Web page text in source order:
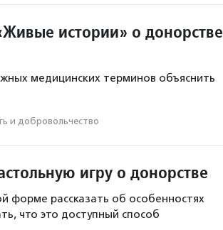
истории» о донорстве
медицинских терминов объяснить
и доброволь­чест­во
игру о донорстве
форме рассказать об особенностях
что это доступный способ